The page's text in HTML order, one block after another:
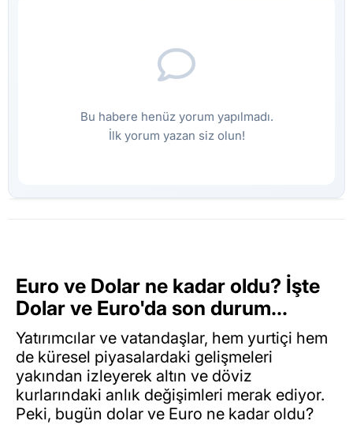
Bu habere henüz yorum yapılmadı.
İlk yorum yazan siz olun!
Euro ve Dolar ne kadar oldu? İşte
Dolar ve Euro'da son durum...
Yatırımcılar ve vatandaşlar, hem yurtiçi hem
de küresel piyasalardaki gelişmeleri
yakından izleyerek altın ve döviz
kurlarındaki anlık değişimleri merak ediyor.
Peki, bugün dolar ve Euro ne kadar oldu?